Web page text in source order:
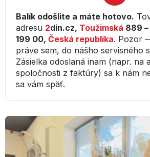
Balík odošlite a máte hotovo.
adresu 2din.cz, Toužimská 889
199 00, Česká republika. Pozor
práve sem, do nášho servisného
Zásielka odoslaná inam (napr. na
spoločnosti z faktúry) sa k nám
sa vám späť.